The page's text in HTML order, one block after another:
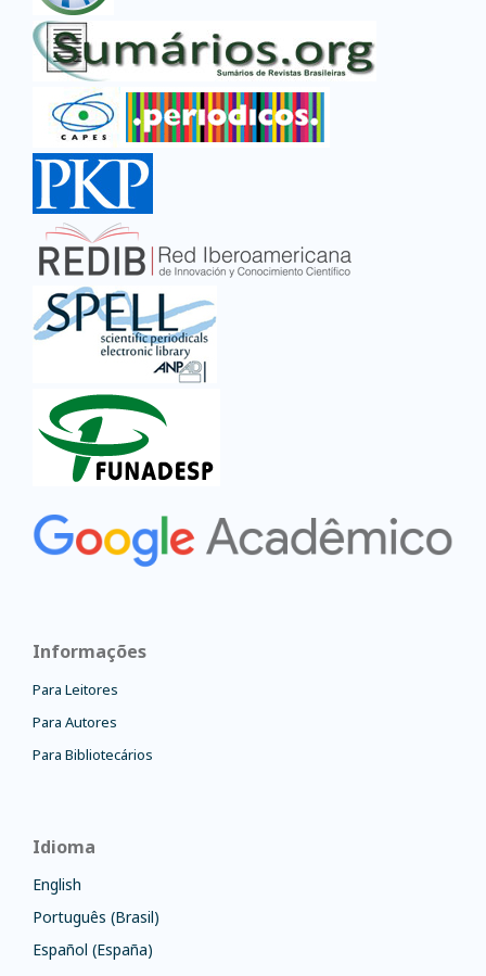
Informações
Para Leitores
Para Autores
Para Bibliotecários
Idioma
English
Português (Brasil)
Español (España)